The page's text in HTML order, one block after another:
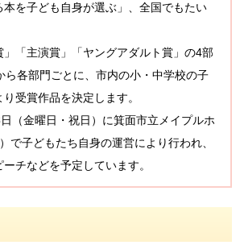
を子ども自身が選ぶ」、全国でもたい
」「主演賞」「ヤングアダルト賞」の4部
ら各部門ごとに、市内の小・中学校の子
受賞作品を決定します。
（金曜日・祝日）に箕面市立メイプルホ
で子どもたち自身の運営により行われ、
チなどを予定しています。